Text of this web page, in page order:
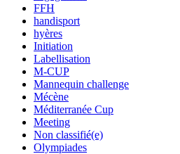
FFH
handisport
hyères
Initiation
Labellisation
M-CUP
Mannequin challenge
Mécène
Méditerranée Cup
Meeting
Non classifié(e)
Olympiades